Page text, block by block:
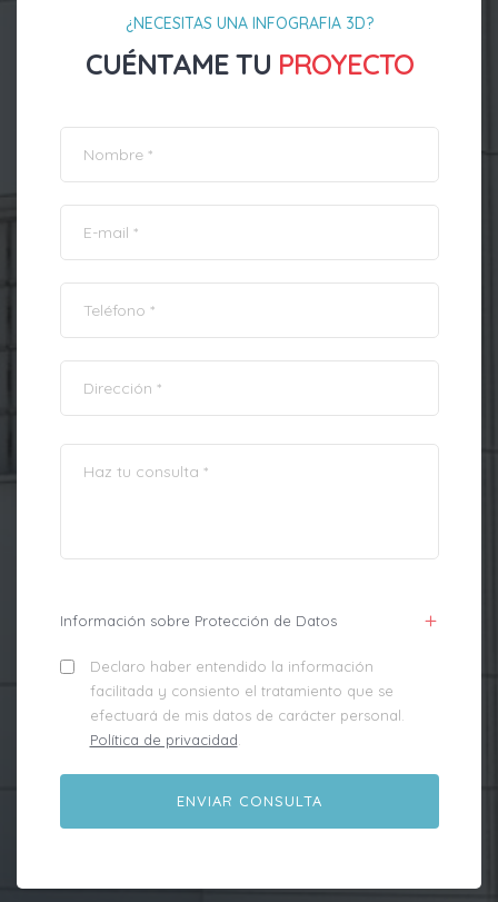
¿NECESITAS UNA INFOGRAFIA 3D?
CUÉNTAME TU PROYECTO
Información sobre Protección de Datos
Declaro haber entendido la información
facilitada y consiento el tratamiento que se
efectuará de mis datos de carácter personal.
Política de privacidad.